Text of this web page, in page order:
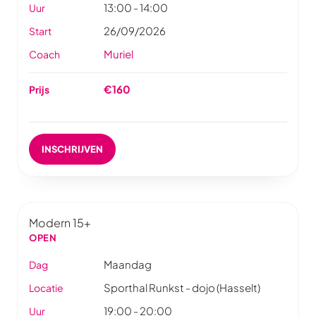
Uur 13:00 - 14:00
Start 26/09/2026
Coach Muriel
Prijs €160
INSCHRIJVEN
Modern 15+
OPEN
Dag Maandag
Locatie Sporthal Runkst - dojo (Hasselt)
Uur 19:00 - 20:00